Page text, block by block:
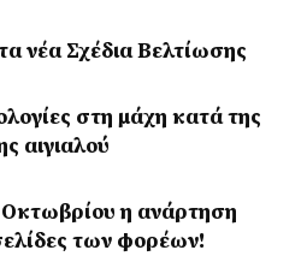
νέα Σχέδια Βελτίωσης
στη μάχη κατά της
αιγιαλού
η ανάρτηση
των φορέων!